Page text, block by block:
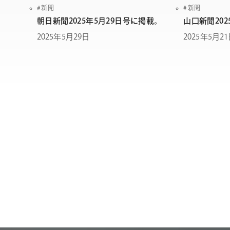
新聞
朝日新聞2025年5月29日号に掲載。
2025年5月29日
新聞
山口新聞
2025年5月21